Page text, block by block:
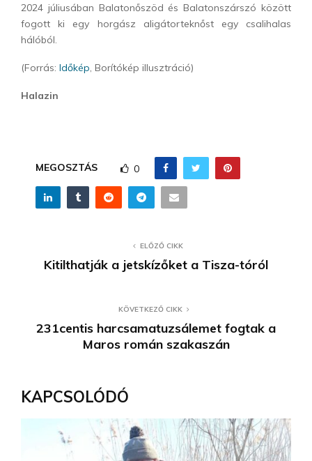
2024 júliusában Balatonőszöd és Balatonszárszó között
fogott ki egy horgász aligátorteknőst egy csalihalas
hálóból.
(Forrás: Időkép, Borítókép illusztráció)
Halazin
MEGOSZTÁS 0
ELŐZŐ CIKK
Kitilthatják a jetskízőket a Tisza-tóról
KÖVETKEZŐ CIKK
231centis harcsamatuzsálemet fogtak a
Maros román szakaszán
KAPCSOLÓDÓ